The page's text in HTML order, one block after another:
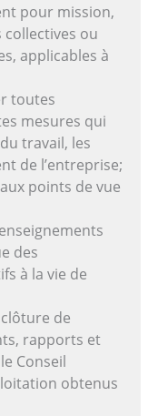
pour mission,
collectives ou
applicables à
toutes
mesures qui
travail, les
de l’entreprise;
points de vue
des
à la vie de
de
rapports et
Conseil
obtenus